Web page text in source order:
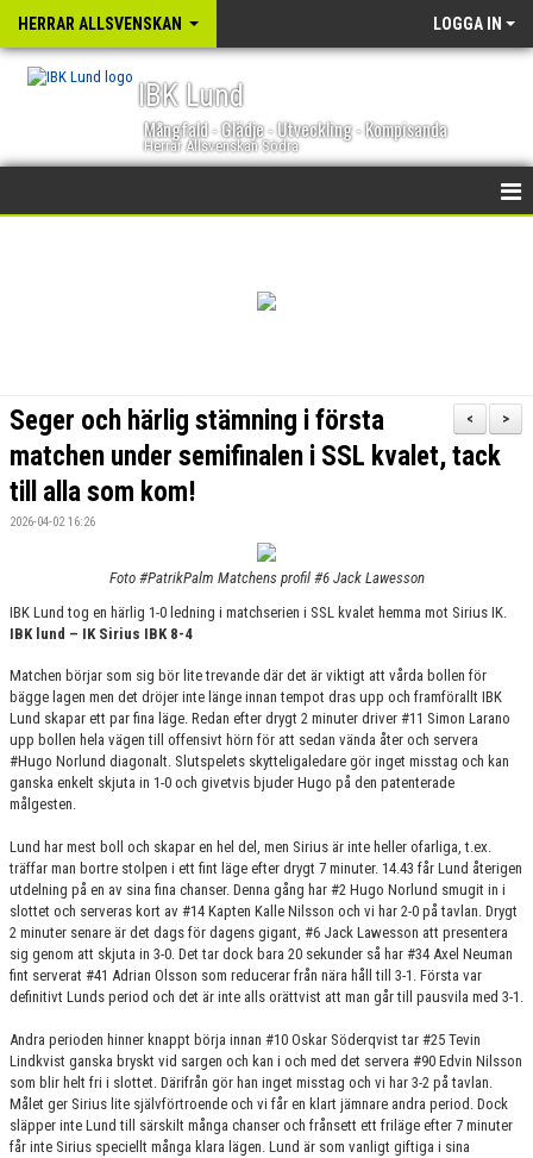
HERRAR ALLSVENSKAN LOGGA IN
IBK Lund
Mångfald - Glädje - Utveckling - Kompisanda
Herrar Allsvenskan Södra
GÄSTBOK
BILDGALLERI
SKÅNEMÄSTERSKAPEN 21/22
>
<
Seger och härlig stämning i första
matchen under semifinalen i SSL kvalet, tack
till alla som kom!
2026-04-02 16:26
Foto #PatrikPalm Matchens profil #6 Jack Lawesson
IBK Lund tog en härlig 1-0 ledning i matchserien i SSL kvalet hemma mot Sirius IK.
IBK lund – IK Sirius IBK 8-4
Matchen börjar som sig bör lite trevande där det är viktigt att vårda bollen för
bägge lagen men det dröjer inte länge innan tempot dras upp och framförallt IBK
Lund skapar ett par fina läge. Redan efter drygt 2 minuter driver #11 Simon Larano
upp bollen hela vägen till offensivt hörn för att sedan vända åter och servera
#Hugo Norlund diagonalt. Slutspelets skytteligaledare gör inget misstag och kan
ganska enkelt skjuta in 1-0 och givetvis bjuder Hugo på den patenterade
målgesten.
Lund har mest boll och skapar en hel del, men Sirius är inte heller ofarliga, t.ex.
träffar man bortre stolpen i ett fint läge efter drygt 7 minuter. 14.43 får Lund återigen
utdelning på en av sina fina chanser. Denna gång har #2 Hugo Norlund smugit in i
slottet och serveras kort av #14 Kapten Kalle Nilsson och vi har 2-0 på tavlan. Drygt
2 minuter senare är det dags för dagens gigant, #6 Jack Lawesson att presentera
sig genom att skjuta in 3-0. Det tar dock bara 20 sekunder så har #34 Axel Neuman
fint serverat #41 Adrian Olsson som reducerar från nära håll till 3-1. Första var
definitivt Lunds period och det är inte alls orättvist att man går till pausvila med 3-1.
Andra perioden hinner knappt börja innan #10 Oskar Söderqvist tar #25 Tevin
Lindkvist ganska bryskt vid sargen och kan i och med det servera #90 Edvin Nilsson
som blir helt fri i slottet. Därifrån gör han inget misstag och vi har 3-2 på tavlan.
Målet ger Sirius lite självförtroende och vi får en klart jämnare andra period. Dock
släpper inte Lund till särskilt många chanser och frånsett ett friläge efter 7 minuter
får inte Sirius speciellt många klara lägen. Lund är som vanligt giftiga i sina